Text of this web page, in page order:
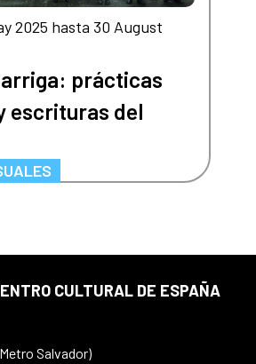
2025 hasta 30 August
prácticas
escrituras del
CULTURAL DE ESPAÑA
Salvador)